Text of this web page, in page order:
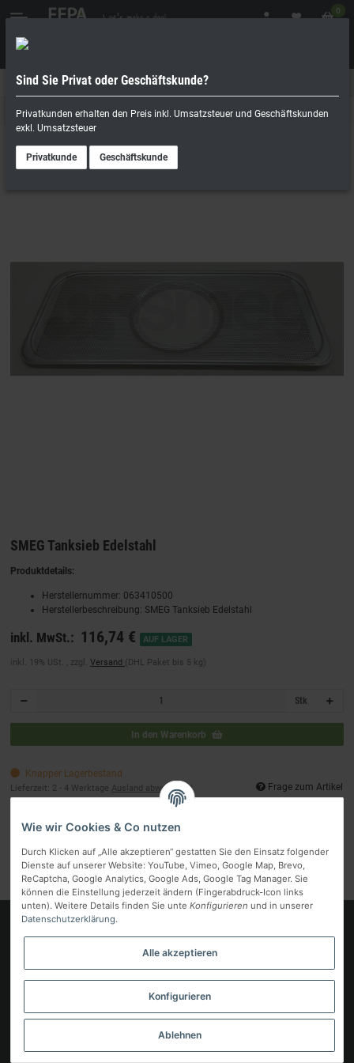
0
Geschäftskunde
SMEG
SMEG Tanksieb Edelstahl
Produktdetails:
Herstellernummer: 063410500
Herstellerbeschreibung: SMEG Tanksieb Edelstahl
inkl. MwSt.: 116,74 € AUF LAGER
inkl. 19% USt. , zzgl. Versand (DHL Paket bis 5 kg)
Stk
In den Warenkorb
Knapper Lagerbestand
Lieferzeit: 2 - 4 Werktage Ausland abweichend Frage zum Artikel
Artikelnummer:65998
Hersteller: SMEG
Gesetzliche Informationen
Vertrag widerrufen
Wie wir Cookies & Co nutzen
Durch Klicken auf „Alle akzeptieren“ gestatten Sie den Einsatz folgender
Dienste auf unserer Website: YouTube, Vimeo, Google Map, Brevo,
ReCaptcha, Google Analytics, Google Ads, Google Tag Manager. Sie
können die Einstellung jederzeit ändern (Fingerabdruck-Icon links
unten). Weitere Details finden Sie unte Konfigurieren und in unserer
Datenschutzerklärung.
Alle akzeptieren
Konfigurieren
Ablehnen
Sind Sie Privat oder Geschäftskunde?
Privatkunden erhalten den Preis inkl. Umsatzsteuer und Geschäftskunden
exkl. Umsatzsteuer
Privatkunde Geschäftskunde